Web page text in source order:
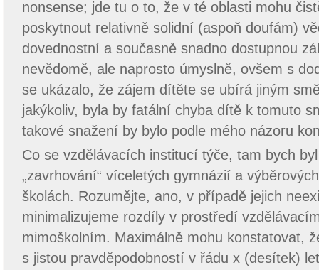
nonsense; jde tu o to, že v té oblasti mohu
poskytnout relativně solidní (aspoň doufám)
dovednostní a současně snadno dostupnou
nevědomě, ale naprosto úmyslně, ovšem s
se ukázalo, že zájem dítěte se ubírá jiným
jakýkoliv, byla by fatální chyba dítě k tomuto
takové snažení by bylo podle mého názoru
Co se vzdělávacích institucí týče, tam bych
„zavrhování“ víceletých gymnázií a
školách. Rozumějte, ano, v případě jejich
minimalizujeme rozdíly v prostředí
mimoškolním. Maximálně mohu konstatovat,
s jistou pravděpodobností v řádu x (desítek)